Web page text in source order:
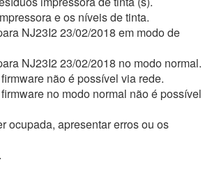
e os níveis de tinta.
NJ23I2 23/02/2018 em modo de
NJ23I2 23/02/2018 no modo normal.
não é possível via rede.
no modo normal não é possível
ocupada, apresentar erros ou os